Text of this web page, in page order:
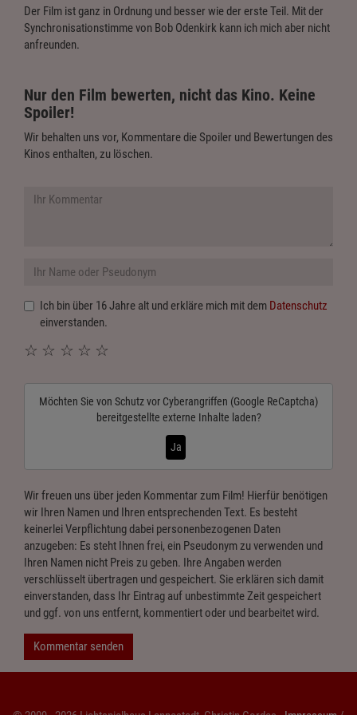
Der Film ist ganz in Ordnung und besser wie der erste Teil. Mit der
Synchronisationstimme von Bob Odenkirk kann ich mich aber nicht
anfreunden.
Nur den Film bewerten, nicht das Kino. Keine
Spoiler!
Wir behalten uns vor, Kommentare die Spoiler und Bewertungen des
Kinos enthalten, zu löschen.
Ich bin über 16 Jahre alt und erkläre mich mit dem Datenschutz
einverstanden.
☆
☆
☆
☆
☆
Möchten Sie von Schutz vor Cyberangriffen (Google ReCaptcha)
bereitgestellte externe Inhalte laden?
Ja
Wir freuen uns über jeden Kommentar zum Film! Hierfür benötigen
wir Ihren Namen und Ihren entsprechenden Text. Es besteht
keinerlei Verpflichtung dabei personenbezogenen Daten
anzugeben: Es steht Ihnen frei, ein Pseudonym zu verwenden und
Ihren Namen nicht Preis zu geben. Ihre Angaben werden
verschlüsselt übertragen und gespeichert. Sie erklären sich damit
einverstanden, dass Ihr Eintrag auf unbestimmte Zeit gespeichert
und ggf. von uns entfernt, kommentiert oder und bearbeitet wird.
Kommentar senden